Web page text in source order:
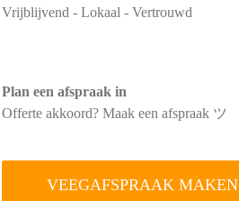
Vrijblijvend - Lokaal - Vertrouwd
Plan een afspraak in
Offerte akkoord? Maak een afspraak ツ
VEEGAFSPRAAK MAKEN